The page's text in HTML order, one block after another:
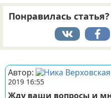
Понравилась
Автор:
2019 16:55
Жду ваши вопросы и